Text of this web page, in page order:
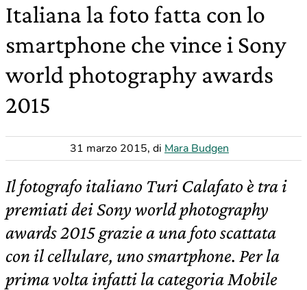
Italiana la foto fatta con lo
smartphone che vince i Sony
world photography awards
2015
31 marzo 2015, di Mara Budgen
Il fotografo italiano Turi Calafato è tra i
premiati dei Sony world photography
awards 2015 grazie a una foto scattata
con il cellulare, uno smartphone. Per la
prima volta infatti la categoria Mobile